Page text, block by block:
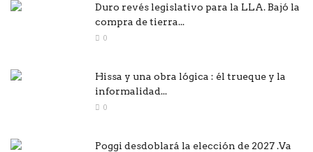
Duro revés legislativo para la LLA. Bajó la
compra de tierra...
0
Hissa y una obra lógica : él trueque y la
informalidad...
0
Poggi desdoblará la elección de 2027 .Va